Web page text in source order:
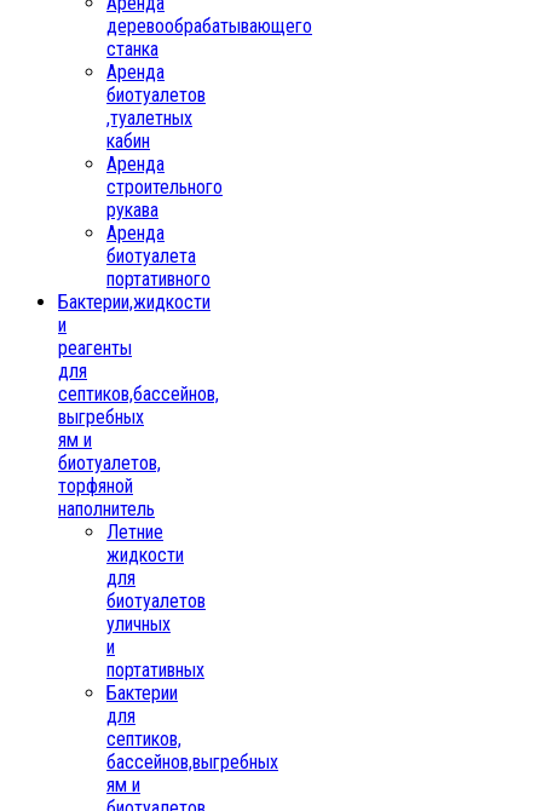
деревообрабатывающего
станка
Аренда
биотуалетов
,туалетных
кабин
Аренда
строительного
рукава
Аренда
биотуалета
портативного
Бактерии,жидкости
и
реагенты
для
септиков,бассейнов,
выгребных
ям и
биотуалетов,
торфяной
наполнитель
Летние
жидкости
для
биотуалетов
уличных
и
портативных
Бактерии
для
септиков,
бассейнов,выгребных
ям и